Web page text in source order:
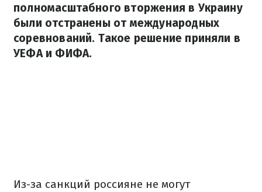
полномасштабного вторжения в Украину
были отстранены от международных
соревнований. Такое решение приняли в
УЕФА и ФИФА.
Из-за санкций россияне не могут